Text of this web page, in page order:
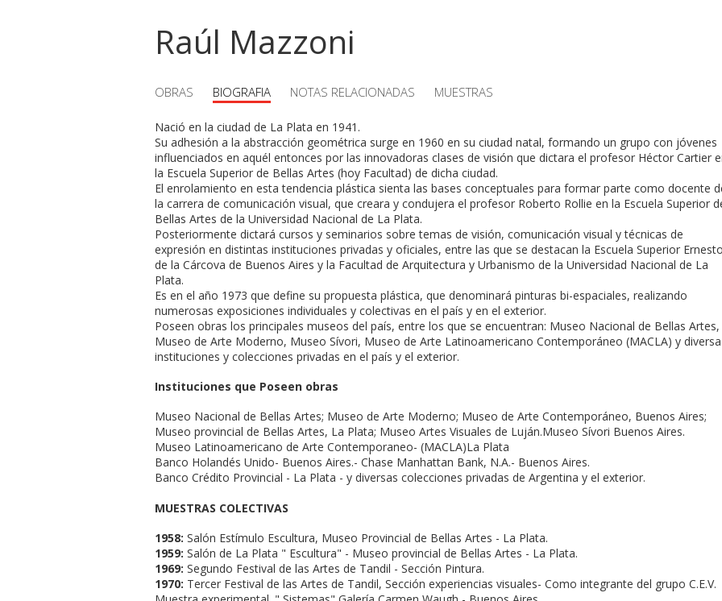
Raúl Mazzoni
OBRAS BIOGRAFIA NOTAS RELACIONADAS MUESTRAS
Nació en la ciudad de La Plata en 1941.
Su adhesión a la abstracción geométrica surge en 1960 en su ciudad natal, formando un grupo con jóvenes
influenciados en aquél entonces por las innovadoras clases de visión que dictara el profesor Héctor Cartier
la Escuela Superior de Bellas Artes (hoy Facultad) de dicha ciudad.
El enrolamiento en esta tendencia plástica sienta las bases conceptuales para formar parte como docente
la carrera de comunicación visual, que creara y condujera el profesor Roberto Rollie en la Escuela Superior
Bellas Artes de la Universidad Nacional de La Plata.
Posteriormente dictará cursos y seminarios sobre temas de visión, comunicación visual y técnicas de
expresión en distintas instituciones privadas y oficiales, entre las que se destacan la Escuela Superior
de la Cárcova de Buenos Aires y la Facultad de Arquitectura y Urbanismo de la Universidad Nacional de La
Plata.
Es en el año 1973 que define su propuesta plástica, que denominará pinturas bi-espaciales, realizando
numerosas exposiciones individuales y colectivas en el paí­s y en el exterior.
Poseen obras los principales museos del paí­s, entre los que se encuentran: Museo Nacional de Bellas Artes,
Museo de Arte Moderno, Museo Sí­vori, Museo de Arte Latinoamericano Contemporáneo (MACLA) y
instituciones y colecciones privadas en el paí­s y el exterior.
Instituciones que Poseen obras
Museo Nacional de Bellas Artes; Museo de Arte Moderno; Museo de Arte Contemporáneo, Buenos Aires;
Museo provincial de Bellas Artes, La Plata; Museo Artes Visuales de Luján.Museo Sí­vori Buenos Aires.
Museo Latinoamericano de Arte Contemporaneo- (MACLA)La Plata
Banco Holandés Unido- Buenos Aires.- Chase Manhattan Bank, N.A.- Buenos Aires.
Banco Crédito Provincial - La Plata - y diversas colecciones privadas de Argentina y el exterior.
MUESTRAS COLECTIVAS
1958: Salón Estí­mulo Escultura, Museo Provincial de Bellas Artes - La Plata.
1959: Salón de La Plata " Escultura" - Museo provincial de Bellas Artes - La Plata.
1969: Segundo Festival de las Artes de Tandil - Sección Pintura.
1970: Tercer Festival de las Artes de Tandil, Sección experiencias visuales- Como integrante del grupo C.E.V.